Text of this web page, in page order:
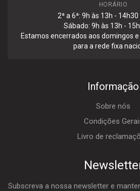
HORÁRIO
2ª a 6ª: 9h às 13h -
Sábado: 9h às 13h -
Estamos encerrados aos domingos
para a rede fixa
Informação
Sobre nós
Condições
Livro de
Subscreva a nossa newsletter e